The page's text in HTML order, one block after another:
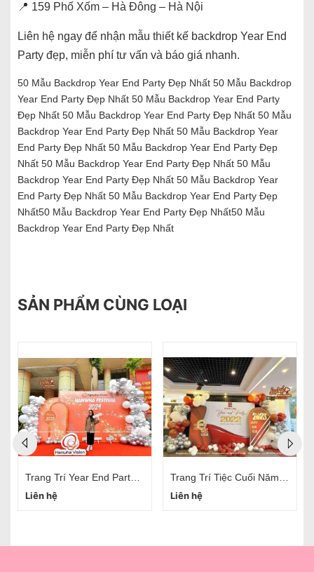
📍 159 Phố Xốm – Hà Đông – Hà Nội
Liên hệ ngay để nhận mẫu thiết kế backdrop Year End
Party đẹp, miễn phí tư vấn và báo giá nhanh.
50 Mẫu Backdrop Year End Party Đẹp Nhất 50 Mẫu Backdrop
Year End Party Đẹp Nhất 50 Mẫu Backdrop Year End Party
Đẹp Nhất 50 Mẫu Backdrop Year End Party Đẹp Nhất 50 Mẫu
Backdrop Year End Party Đẹp Nhất 50 Mẫu Backdrop Year
End Party Đẹp Nhất 50 Mẫu Backdrop Year End Party Đẹp
Nhất 50 Mẫu Backdrop Year End Party Đẹp Nhất 50 Mẫu
Backdrop Year End Party Đẹp Nhất 50 Mẫu Backdrop Year
End Party Đẹp Nhất 50 Mẫu Backdrop Year End Party Đẹp
Nhất50 Mẫu Backdrop Year End Party Đẹp Nhất50 Mẫu
Backdrop Year End Party Đẹp Nhất
SẢN PHẨM CÙNG LOẠI
Trang Trí Tiệc Cuối Năm Công Ty
Liên hệ
Trang Trí Tất Niên Công Ty Thanh Xuân
Liên hệ